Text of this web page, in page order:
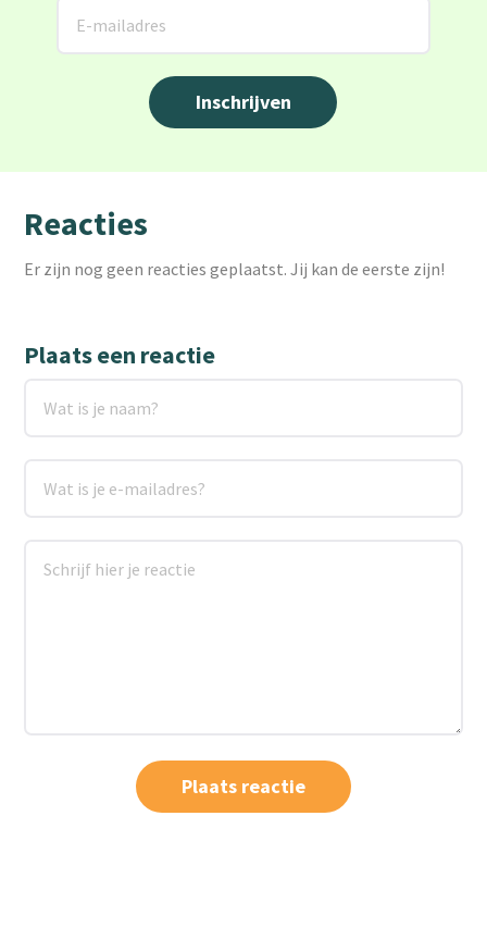
Reacties
Er zijn nog geen reacties geplaatst. Jij kan de eerste zijn!
Plaats een reactie